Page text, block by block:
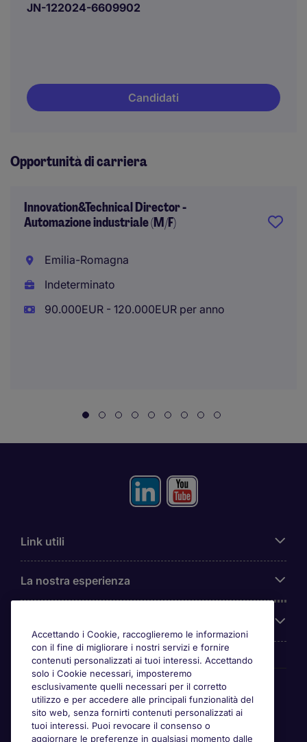
JN-122024-6609902
Candidati
Opportunità di carriera
Innovation&Technical Director -
Automazione industriale (M/F)
Emilia-Romagna
Indeterminato
90.000EUR - 120.000EUR per anno
Link utili
La nostra esperienza
Awards
Accettando i Cookie, raccoglieremo le informazioni
con il fine di migliorare i nostri servizi e fornire
contenuti personalizzati ai tuoi interessi. Accettando
solo i Cookie necessari, imposteremo
esclusivamente quelli necessari per il corretto
utilizzo e per accedere alle principali funzionalità del
sito web, senza fornirti contenuti personalizzati ai
tuoi interessi. Puoi revocare il consenso o
aggiornare le preferenze in qualsiasi momento dalle